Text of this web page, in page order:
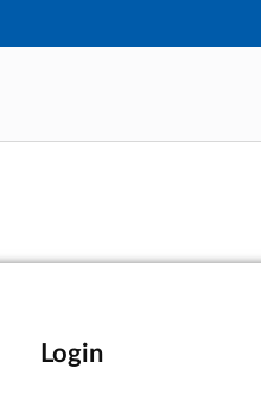
Hauptnavigation
Fußzeile
Login